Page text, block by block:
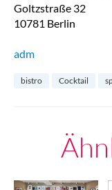
Goltzstraße 32
10781 Berlin
adm
bistro Cocktail